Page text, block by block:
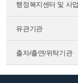
행정복지센터 및 사
유관기관
출자/출연/위탁기관